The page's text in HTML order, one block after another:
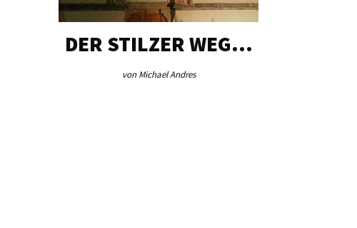
DER STILZER WEG…
von Michael Andres